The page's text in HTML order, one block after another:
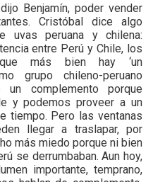
Benjamín, poder vender
Cristóbal dice algo
uvas peruana y chilena:
entre Perú y Chile, los
más bien hay ‘un
grupo chileno-peruano
complemento porque
y podemos proveer a un
tiempo. Pero las ventanas
llegar a traslapar, por
más miedo porque ni bien
se derrumbaban. Aun hoy,
importante, temprano,